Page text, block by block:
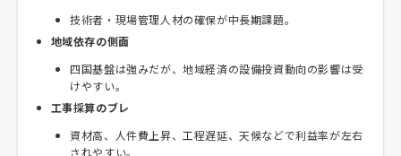
技術者・現場管理人材の確保が中長期課題。
地域依存の側面
四国基盤は強みだが、地域経済の設備投資動向の影響は受
けやすい。
工事採算のブレ
資材高、人件費上昇、工程遅延、天候などで利益率が左右
されやすい。